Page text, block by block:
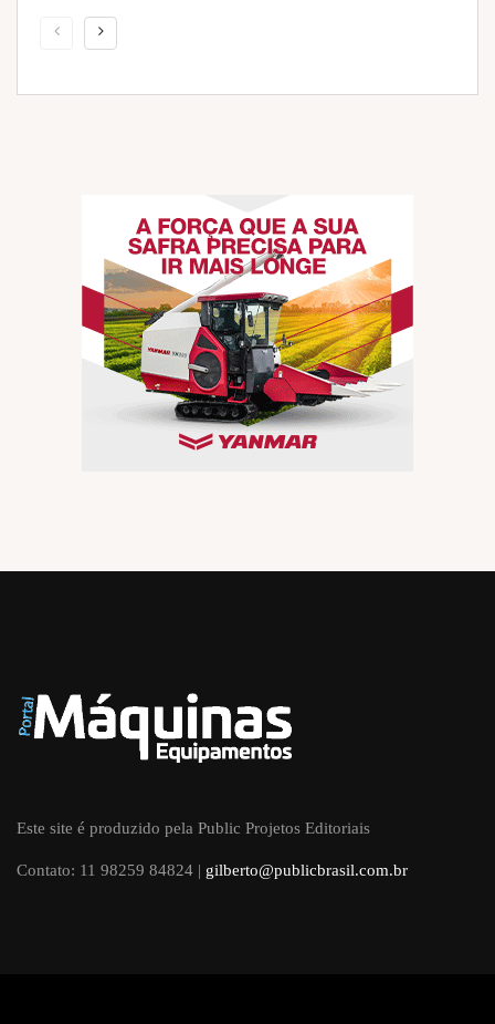
Este site é produzido pela Public Projetos Editoriais
Contato: 11 98259 84824 | gilberto@publicbrasil.com.br